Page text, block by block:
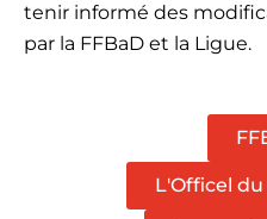
tenir informé des
par la FFBaD et la Ligue.
L'Officel